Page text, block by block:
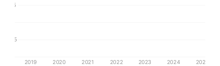
2,5
7,5
2019 2020 2021 2022 2023 2024 2025